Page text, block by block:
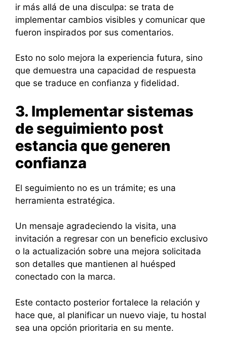
ir más allá de una disculpa: se trata de
implementar cambios visibles y comunicar que
fueron inspirados por sus comentarios.
Esto no solo mejora la experiencia futura, sino
que demuestra una capacidad de respuesta
que se traduce en confianza y fidelidad.
3. Implementar sistemas
de seguimiento post
estancia que generen
confianza
El seguimiento no es un trámite; es una
herramienta estratégica.
Un mensaje agradeciendo la visita, una
invitación a regresar con un beneficio exclusivo
o la actualización sobre una mejora solicitada
son detalles que mantienen al huésped
conectado con la marca.
Este contacto posterior fortalece la relación y
hace que, al planificar un nuevo viaje, tu hostal
sea una opción prioritaria en su mente.